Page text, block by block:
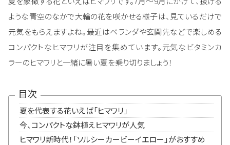
ような青空のなかで大輪の花を咲かせる様子は、見ているだけで
元気をもらえますよね。最近はベランダや玄関先などで楽しめる
コンパクトなヒマワリが注目を集めています。元気なビタミンカ
ラーのヒマワリと一緒に暑い夏を乗り切りましょう！
目次
夏を代表する花いえば「ヒマワリ」
今、コンパクトな鉢植えヒマワリが人気
ヒマワリ新時代！「ソルシーカービーイエロー」がおすすめ